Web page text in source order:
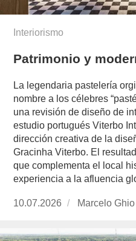
Interiorismo
Patrimonio y
La legendaria pastelería
nombre a los célebres
una revisión de diseño de
estudio portugués Viterbo
dirección creativa de la
Gracinha Viterbo. El
que complementa el local
experiencia a la afluencia
Publicado
10.07.2026
https://
Marcelo Ghio